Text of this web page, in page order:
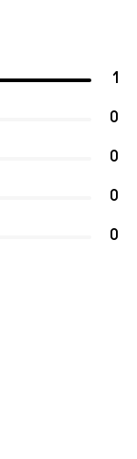
1
0
0
0
0